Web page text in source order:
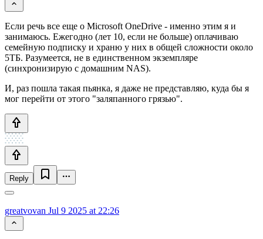
Если речь все еще о Microsoft OneDrive - именно этим я и
занимаюсь. Ежегодно (лет 10, если не больше) оплачиваю
семейную подписку и храню у них в общей сложности около
5ТБ. Разумеется, не в единственном экземпляре
(синхронизирую с домашним NAS).
И, раз пошла такая пьянка, я даже не представляю, куда бы я
мог перейти от этого "заляпанного грязью".
Reply
greatvovan Jul 9 2025 at 22:26